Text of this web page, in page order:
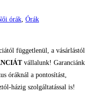
órák, Órák
függetlenül, a vásárlástól
vállalunk! Garanciánk
óráknál a pontosítást,
házig szolgáltatással is!